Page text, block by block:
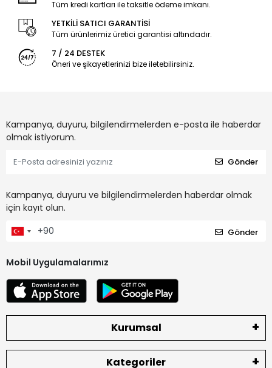
Tüm kredi kartları ile taksitle ödeme imkanı.
YETKİLİ SATICI GARANTİSİ
Tüm ürünlerimiz üretici garantisi altındadır.
7 / 24 DESTEK
Öneri ve şikayetlerinizi bize iletebilirsiniz.
Kampanya, duyuru, bilgilendirmelerden e-posta ile haberdar
olmak istiyorum.
Gönder
Kampanya, duyuru ve bilgilendirmelerden haberdar olmak
için kayıt olun.
Gönder
Mobil Uygulamalarımız
Kurumsal
Kategoriler